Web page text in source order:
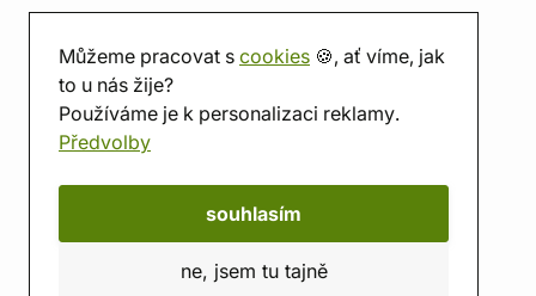
Můžeme pracovat s cookies 🍪, ať víme, jak
to u nás žije?
Používáme je k personalizaci reklamy.
Předvolby
souhlasím
ne, jsem tu tajně
Prodejna
Herna
O nás
Hodnocení obchodu